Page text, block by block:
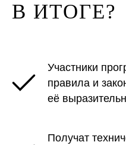
В ИТОГЕ?
Участники
правила и
её
Получат